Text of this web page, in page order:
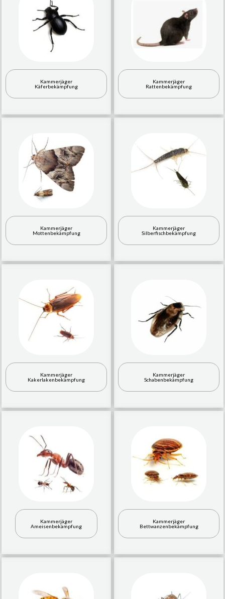
Kammerjäger
Käferbekämpfung
Kammerjäger
Rattenbekämpfung
Kammerjäger
Mottenbekämpfung
Kammerjäger
Silberfischbekämpfung
Kammerjäger
Kakerlakenbekämpfung
Kammerjäger
Schabenbekämpfung
Kammerjäger
Ameisenbekämpfung
Kammerjäger
Bettwanzenbekämpfung